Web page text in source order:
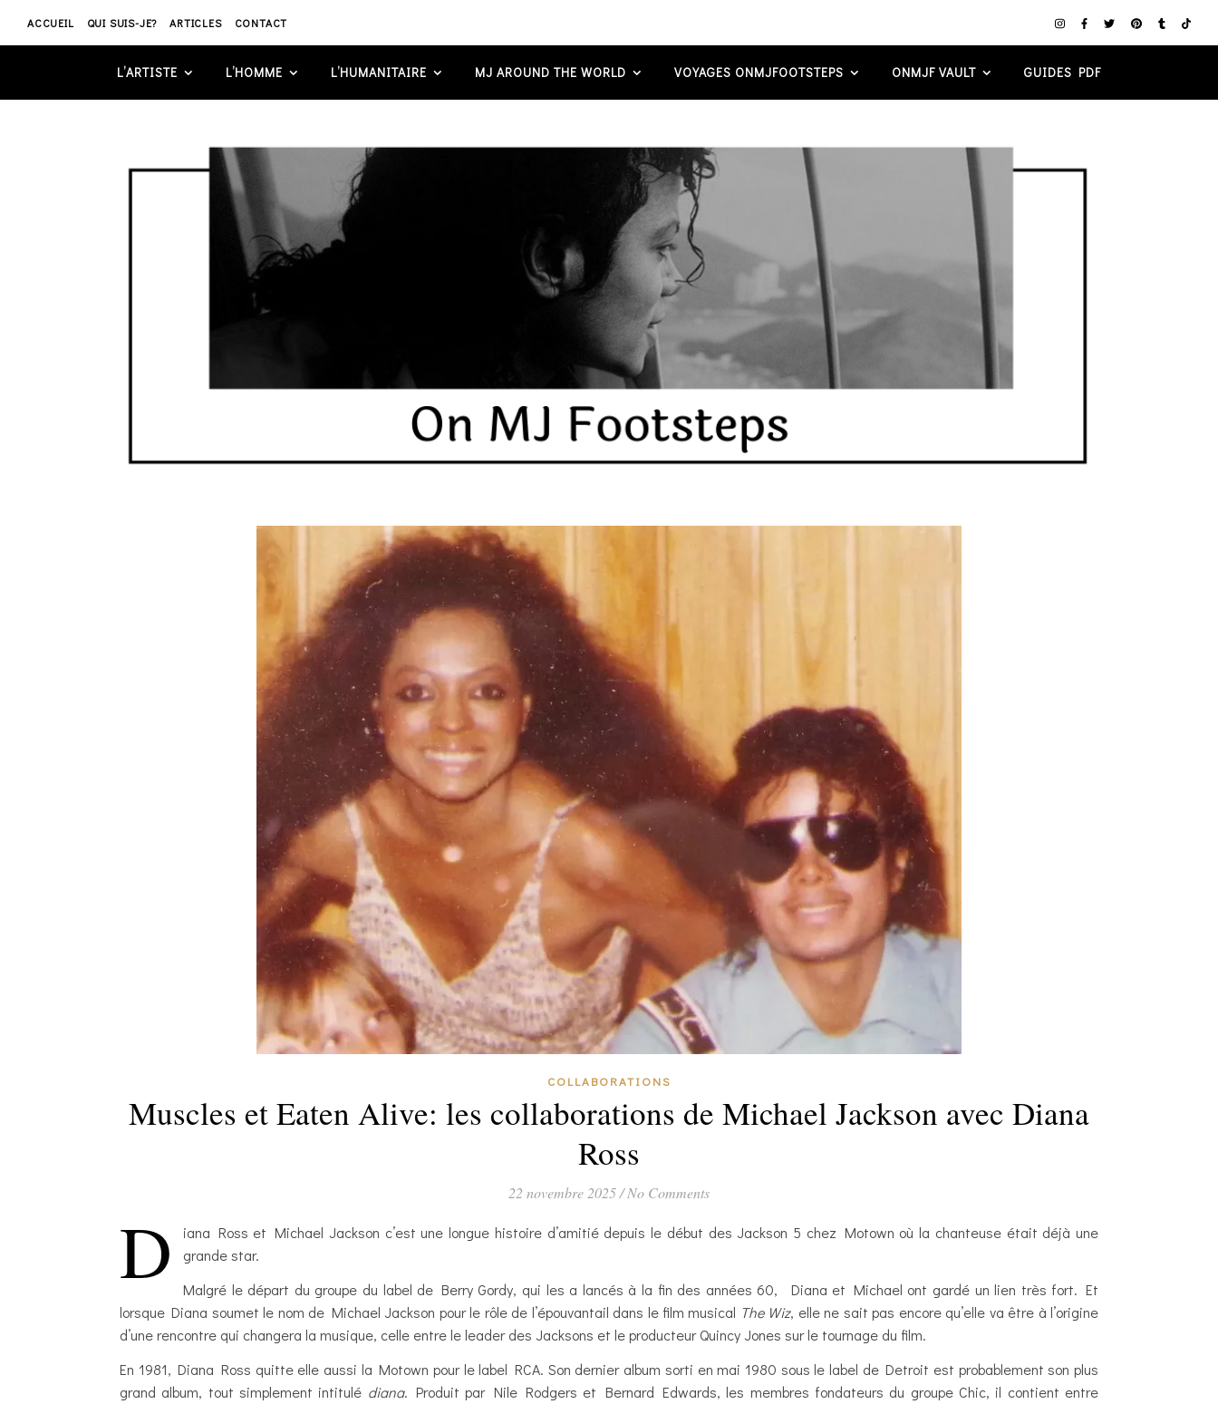
ACCUEIL QUI SUIS-JE? ARTICLES CONTACT
L’ARTISTE L’HOMME L’HUMANITAIRE MJ AROUND THE WORLD VOYAGES ONMJFOOTSTEPS ONMJF VAULT GUIDES PDF
COLLABORATIONS
Muscles et Eaten Alive: les collaborations de Michael Jackson avec Diana
Ross
22 novembre 2025/ No Comments
D
iana Ross et Michael Jackson c’est une longue histoire d’amitié depuis le début des Jackson 5 chez Motown où la chanteuse était déjà une
grande star.
Malgré le départ du groupe du label de Berry Gordy, qui les a lancés à la fin des années 60, Diana et Michael ont gardé un lien très fort. Et
lorsque Diana soumet le nom de Michael Jackson pour le rôle de l’épouvantail dans le film musical The Wiz, elle ne sait pas encore qu’elle va être à l’origine
d’une rencontre qui changera la musique, celle entre le leader des Jacksons et le producteur Quincy Jones sur le tournage du film.
En 1981, Diana Ross quitte elle aussi la Motown pour le label RCA. Son dernier album sorti en mai 1980 sous le label de Detroit est probablement son plus
grand album, tout simplement intitulé diana. Produit par Nile Rodgers et Bernard Edwards, les membres fondateurs du groupe Chic, il contient entre